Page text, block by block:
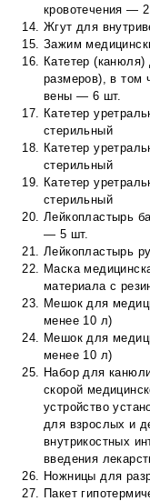
кровотечения — 2
Жгут для
Зажим
Катетер
размеров), в том
вены — 6 шт.
Катетер
стерильный
Катетер
стерильный
Катетер
стерильный
Лейкопластырь
— 5 шт.
Лейкопластырь
Маска
материала с
Мешок для
менее 10 л)
Мешок для
менее 10 л)
Набор для
скорой
устройство
для взрослых и
внутрикостных
введения
Ножницы для
Пакет